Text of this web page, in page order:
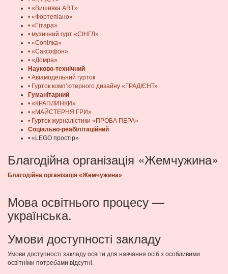
• «Вишивка ART»
• «Фортепіано»
• «Гітара»
• музичний гурт «СІНГЛ»
• «Сопілка»
• «Саксофон»
• «Домра»
Науково-технічний
• Авіамодельний гурток
• Гурток комп’ютерного дизайну «ГРАДІЄНТ»
Гуманітарний
• «КРАПЛИНКИ»
• «МАЙСТЕРНЯ ГРИ»
• Гурток журналістики «ПРОБА ПЕРА»
Соціально-реабілітаційний
• «LEGO простір»
Благодійна організація «Жемчужина»
Благодійна організація «Жемчужина»
Мова освітнього процесу —
українська.
Умови доступності закладу
Умови доступності закладу освіти для навчання осіб з особливими
освітніми потребами відсутні.